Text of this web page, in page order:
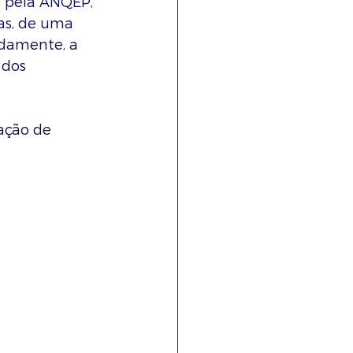
de uma
a
de